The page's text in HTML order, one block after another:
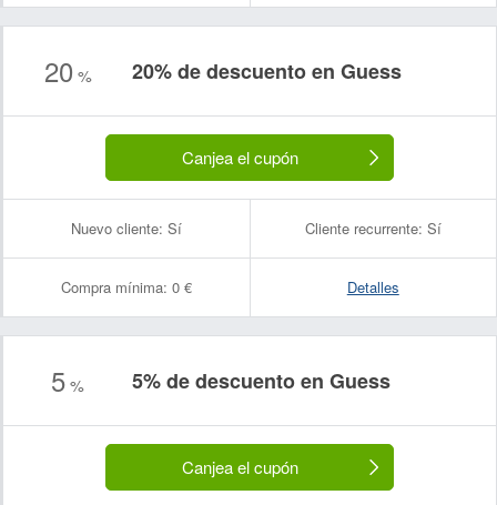
20 % 20% de descuento en Guess
Canjea el cupón
Nuevo cliente: Sí Cliente recurrente: Sí
Compra mínima: 0 € Detalles
5% 5% de descuento en Guess
Canjea el cupón